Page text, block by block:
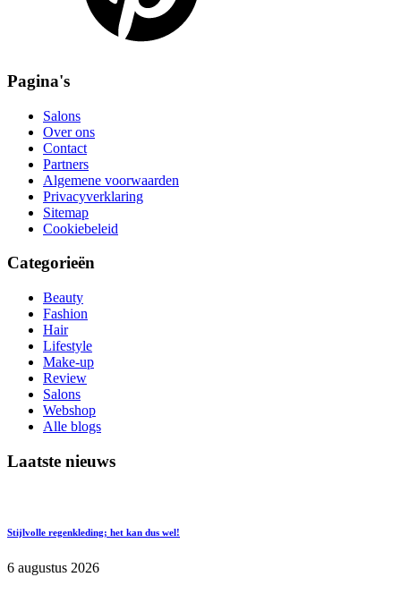
Pagina's
Salons
Over ons
Contact
Partners
Algemene voorwaarden
Privacyverklaring
Sitemap
Cookiebeleid
Categorieën
Beauty
Fashion
Hair
Lifestyle
Make-up
Review
Salons
Webshop
Alle blogs
Laatste nieuws
Stijlvolle regenkleding; het kan dus wel!
6 augustus 2026